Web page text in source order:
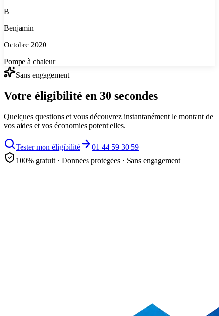
B
Benjamin
Octobre 2020
Pompe à chaleur
Sans engagement
Votre éligibilité en 30 secondes
Quelques questions et vous découvrez instantanément le montant de
vos aides et vos économies potentielles.
Tester mon éligibilité
01 44 59 30 59
100% gratuit · Données protégées · Sans engagement